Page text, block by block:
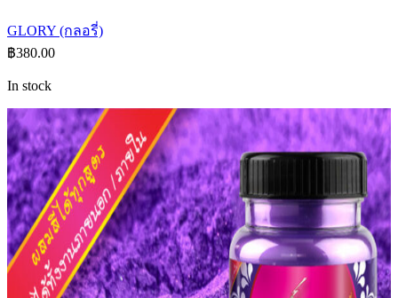
GLORY (กลอรี่)
฿380.00
In stock